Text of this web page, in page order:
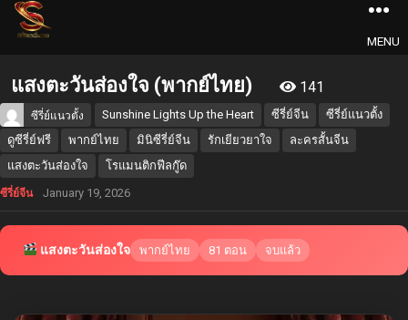
MENU
แสงตะวันส่องใจ (พากย์ไทย) 141
ซีรี่ย์แนวตั้ง Sunshine Lights Up the Heart ซีรี่ย์จีน
ซีรี่ย์แนวตั้ง
ดูซีรี่ย์ฟรี
พากย์ไทย มินิซีรี่ย์จีน รักเยียวยาใจ
ละครสั้นจีน
แสงตะวันส่องใจ
โรแมนติกฟีลกู๊ด
ซีรี่ย์จีน January 19, 2026
แสงตะวันส่องใจ พากย์ไทย 81 ตอน จบแล้ว